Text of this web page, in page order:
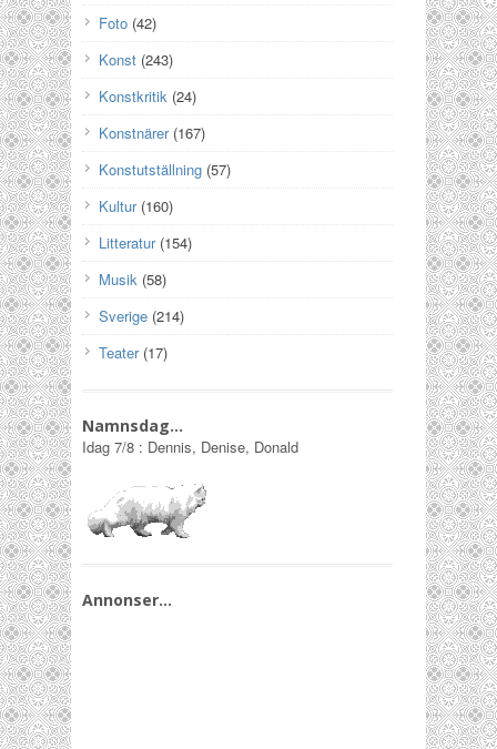
Foto (42)
Konst (243)
Konstkritik (24)
Konstnärer(167)
Konstutställning (57)
Kultur(160)
Litteratur(154)
Musik (58)
Sverige (214)
Teater(17)
Namnsdag…
Idag 7/8 : Dennis, Denise, Donald
Annonser…